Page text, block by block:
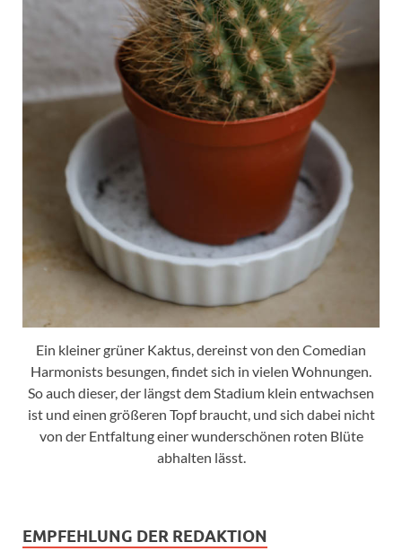
Ein kleiner grüner Kaktus, dereinst von den Comedian
Harmonists besungen, findet sich in vielen Wohnungen.
So auch dieser, der längst dem Stadium klein entwachsen
ist und einen größeren Topf braucht, und sich dabei nicht
von der Entfaltung einer wunderschönen roten Blüte
abhalten lässt.
EMPFEHLUNG DER REDAKTION